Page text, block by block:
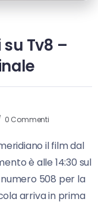
Tv8 –
0 Commenti
il film dal
è alle 14:30 sul
508 per la
arriva in prima